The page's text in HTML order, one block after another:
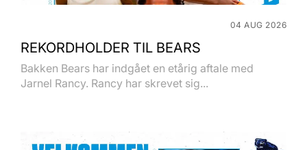
04 AUG 2026
REKORDHOLDER TIL BEARS
Bakken Bears har indgået en etårig aftale med
Jarnel Rancy. Rancy har skrevet sig...